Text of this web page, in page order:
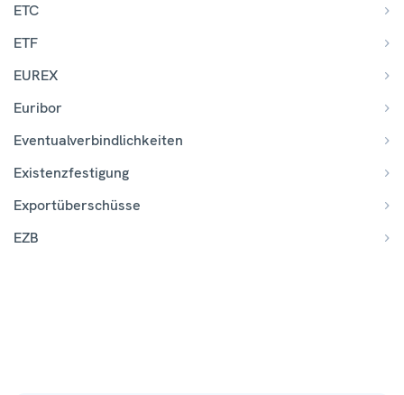
ETC
ETF
EUREX
Euribor
Eventualverbindlichkeiten
Existenzfestigung
Exportüberschüsse
EZB